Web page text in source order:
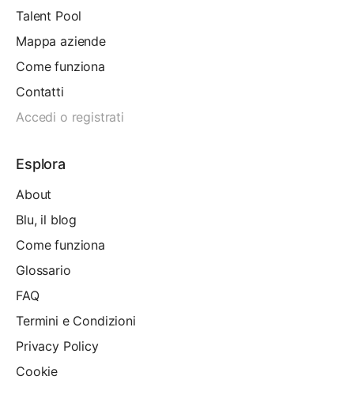
Talent Pool
Mappa aziende
Come funziona
Contatti
Accedi o registrati
Esplora
About
Blu, il blog
Come funziona
Glossario
FAQ
Termini e Condizioni
Privacy Policy
Cookie